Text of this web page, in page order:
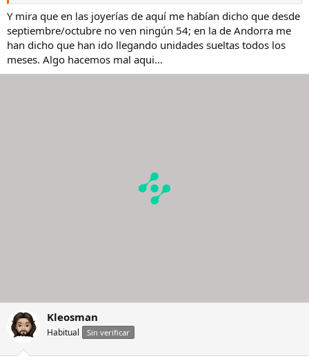
Y mira que en las joyerías de aquí me habían dicho que desde
septiembre/octubre no ven ningún 54; en la de Andorra me
han dicho que han ido llegando unidades sueltas todos los
meses. Algo hacemos mal aqui…
Kleosman
Habitual Sin verificar